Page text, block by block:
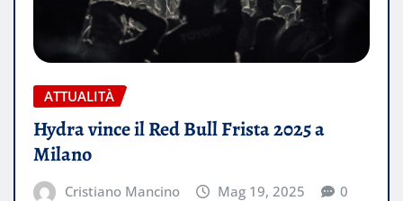
ATTUALITÀ
Hydra vince il Red Bull Frista 2025 a
Milano
Cristiano Mancino Mag 19, 2025 0